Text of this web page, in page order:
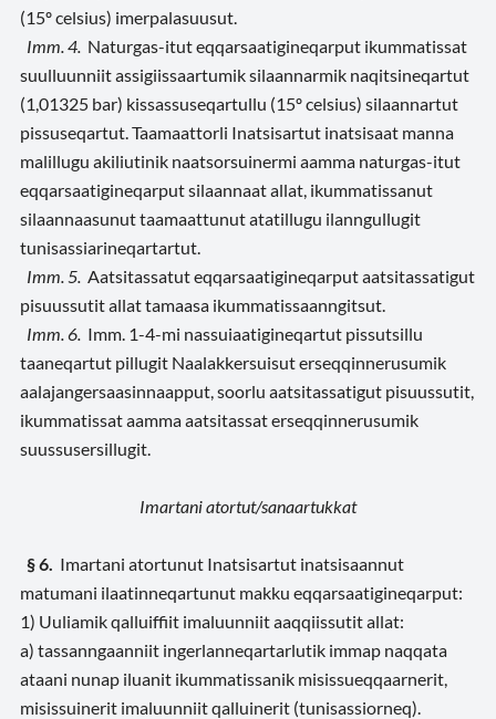
(15º celsius) imerpalasuusut.
Imm. 4. Naturgas-itut eqqarsaatigineqarput ikummatissat
suulluunniit assigiissaartumik silaannarmik naqitsineqartut
(1,01325 bar) kissassuseqartullu (15º celsius) silaannartut
pissuseqartut. Taamaattorli Inatsisartut inatsisaat manna
malillugu akiliutinik naatsorsuinermi aamma naturgas-itut
eqqarsaatigineqarput silaannaat allat, ikummatissanut
silaannaasunut taamaattunut atatillugu ilanngullugit
tunisassiarineqartartut.
Imm. 5. Aatsitassatut eqqarsaatigineqarput aatsitassatigut
pisuussutit allat tamaasa ikummatissaanngitsut.
Imm. 6. Imm. 1-4-mi nassuiaatigineqartut pissutsillu
taaneqartut pillugit Naalakkersuisut erseqqinnerusumik
aalajangersaasinnaapput, soorlu aatsitassatigut pisuussutit,
ikummatissat aamma aatsitassat erseqqinnerusumik
suussusersillugit.
Imartani atortut/sanaartukkat
§ 6. Imartani atortunut Inatsisartut inatsisaannut
matumani ilaatinneqartunut makku eqqarsaatigineqarput:
1) Uuliamik qalluiffiit imaluunniit aaqqiissutit allat:
a) tassanngaanniit ingerlanneqartarlutik immap naqqata
ataani nunap iluanit ikummatissanik misissueqqaarnerit,
misissuinerit imaluunniit qalluinerit (tunisassiorneq).